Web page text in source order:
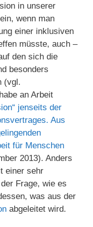
in unserer
wenn man
einer inklusiven
müsste, auch –
den sich die
besonders
(vgl.
an Arbeit
jenseits der
Aus
für Menschen
2013). Anders
einer sehr
Frage, wie es
was aus der
abgeleitet wird.